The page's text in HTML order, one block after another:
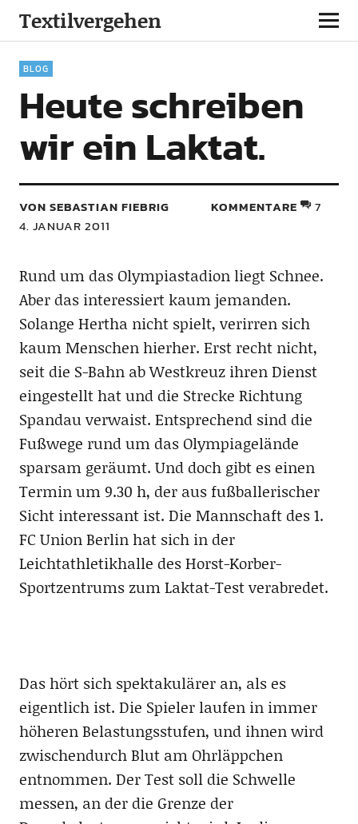
Textilvergehen
BLOG
Heute schreiben
wir ein Laktat.
VON SEBASTIAN FIEBRIG
4. JANUAR 2011
KOMMENTARE 7
Rund um das Olympiastadion liegt Schnee.
Aber das interessiert kaum jemanden.
Solange Hertha nicht spielt, verirren sich
kaum Menschen hierher. Erst recht nicht,
seit die S-Bahn ab Westkreuz ihren Dienst
eingestellt hat und die Strecke Richtung
Spandau verwaist. Entsprechend sind die
Fußwege rund um das Olympiagelände
sparsam geräumt. Und doch gibt es einen
Termin um 9.30 h, der aus fußballerischer
Sicht interessant ist. Die Mannschaft des 1.
FC Union Berlin hat sich in der
Leichtathletikhalle des Horst-Korber-
Sportzentrums zum Laktat-Test verabredet.
Das hört sich spektakulärer an, als es
eigentlich ist. Die Spieler laufen in immer
höheren Belastungsstufen, und ihnen wird
zwischendurch Blut am Ohrläppchen
entnommen. Der Test soll die Schwelle
messen, an der die Grenze der